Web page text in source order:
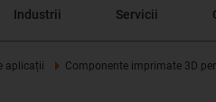
Industrii Servicii
aplicații Componente imprimate 3D